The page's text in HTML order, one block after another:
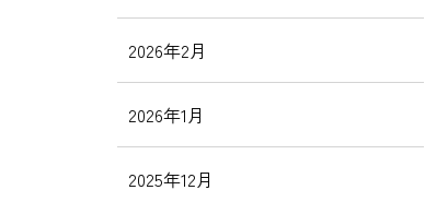
2026年2月
2026年1月
2025年12月